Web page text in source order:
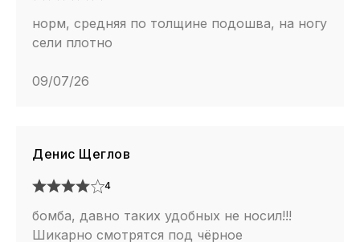
норм, средняя по толщине подошва, на ногу
сели плотно
09/07/26
Денис Щеглов
4
бомба, давно таких удобных не носил!!!
Шикарно смотрятся под чёрное